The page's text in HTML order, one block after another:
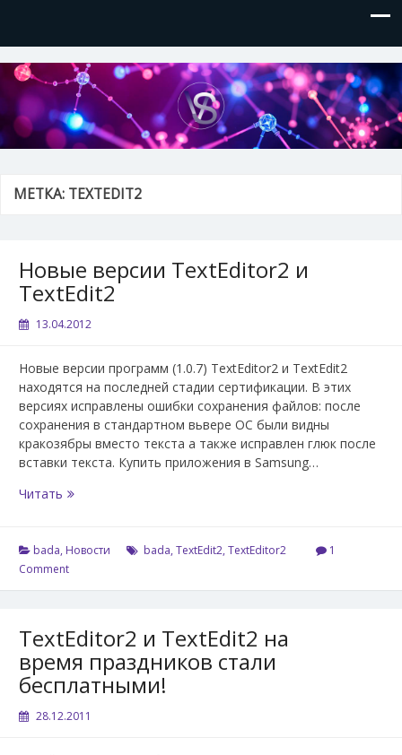
VVSite
Кое-что обо мне и о технологиях, которые я использую.
МЕТКА: TEXTEDIT2
Новые версии TextEditor2 и
TextEdit2
13.04.2012
Новые версии программ (1.0.7) TextEditor2 и TextEdit2
находятся на последней стадии сертификации. В этих
версиях исправлены ошибки сохранения файлов: после
сохранения в стандартном вьвере ОС были видны
кракозябры вместо текста а также исправлен глюк после
вставки текста. Купить приложения в Samsung…
Читать Новые
и
TextEdit2
bada, Новости bada, TextEdit2, TextEditor2
1
Comment
TextEditor2 и TextEdit2 на
время праздников стали
бесплатными!
28.12.2011